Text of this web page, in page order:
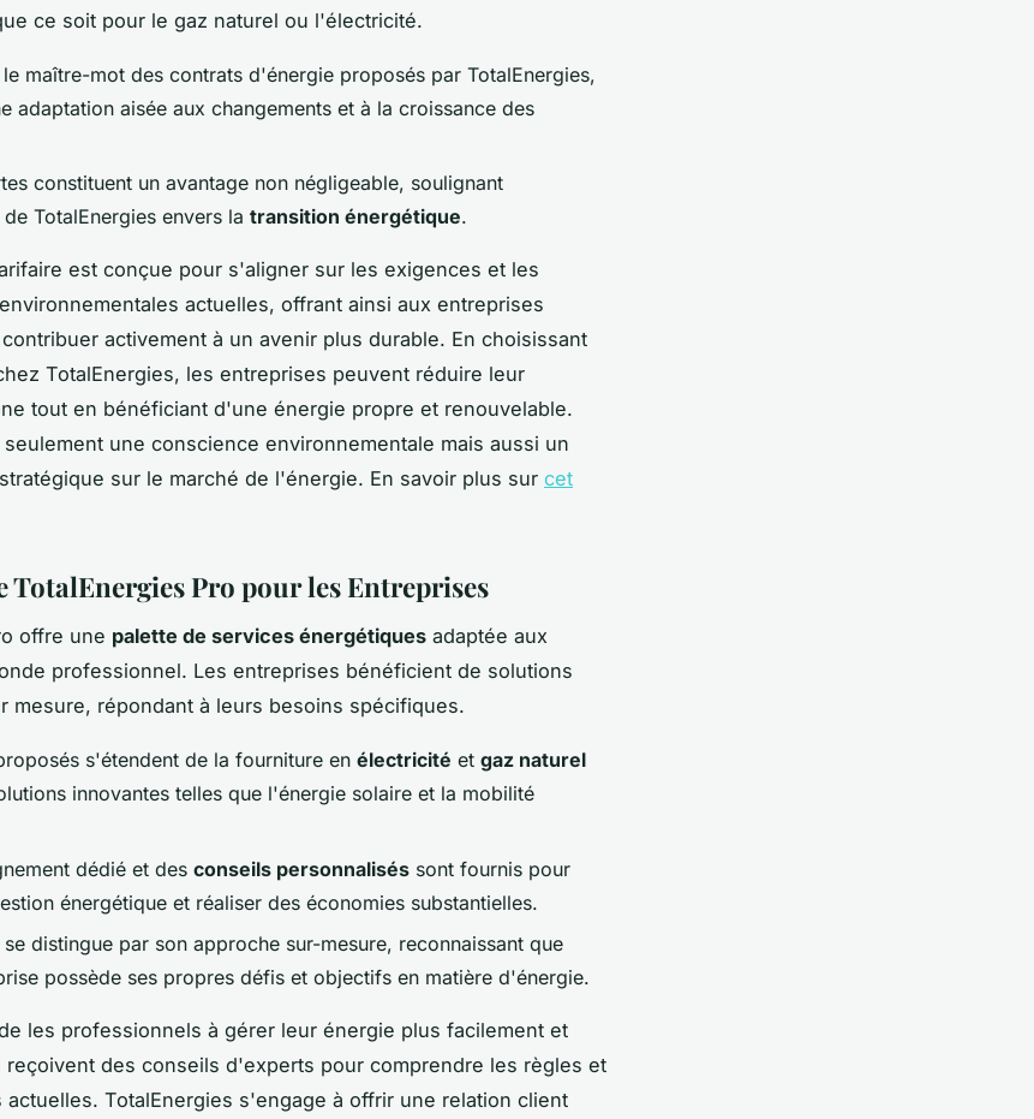
ce soit pour le gaz naturel ou l'électricité.
maître-mot des contrats d'énergie proposés par TotalEnergies,
adaptation aisée aux changements et à la croissance des
constituent un avantage non négligeable, soulignant
TotalEnergies envers la transition énergétique.
est conçue pour s'aligner sur les exigences et les
actuelles, offrant ainsi aux entreprises
activement à un avenir plus durable. En choisissant
TotalEnergies, les entreprises peuvent réduire leur
tout en bénéficiant d'une énergie propre et renouvelable.
une conscience environnementale mais aussi un
sur le marché de l'énergie. En savoir plus sur cet
TotalEnergies Pro pour les Entreprises
offre une palette de services énergétiques adaptée aux
professionnel. Les entreprises bénéficient de solutions
mesure, répondant à leurs besoins spécifiques.
s'étendent de la fourniture en électricité et gaz naturel
innovantes telles que l'énergie solaire et la mobilité
dédié et des conseils personnalisés sont fournis pour
énergétique et réaliser des économies substantielles.
se distingue par son approche sur-mesure, reconnaissant que
possède ses propres défis et objectifs en matière d'énergie.
les professionnels à gérer leur énergie plus facilement et
reçoivent des conseils d'experts pour comprendre les règles et
actuelles. TotalEnergies s'engage à offrir une relation client